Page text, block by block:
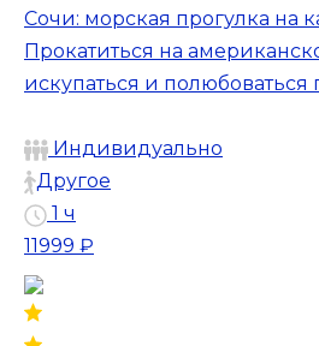
Сочи: морская прогулка на
Прокатиться на
искупаться и
Индивидуально
Другое
1 ч
11999 ₽